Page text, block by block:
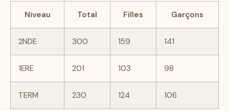
Niveau Total Filles Garçons
2NDE 300 159 141
1ERE 201 103 98
TERM 230 124 106